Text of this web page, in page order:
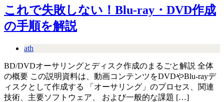
これで失敗しない！Blu-ray・DVD作成
の手順を解説
ath
BD/DVDオーサリングとディスク作成のまるごと解説 全体
の概要 この説明資料は、動画コンテンツをDVDやBlu-rayデ
ィスクとして作成する 「オーサリング」のプロセス、関連
技術、主要ソフトウェア、 および一般的な課題 […]